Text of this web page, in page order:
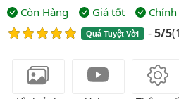
Còn Hàng Giá tốt
Quá Tuyệt Vời -5/5(